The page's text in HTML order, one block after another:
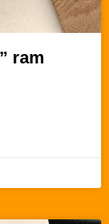
ram